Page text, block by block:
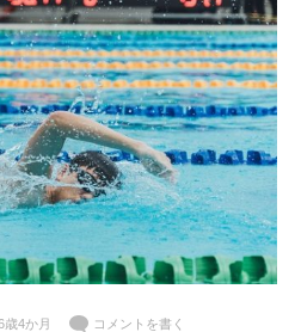
歳4か月 コメントを書く